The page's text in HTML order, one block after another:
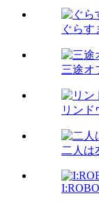
ぐらす
三途オ
リンド
二人は